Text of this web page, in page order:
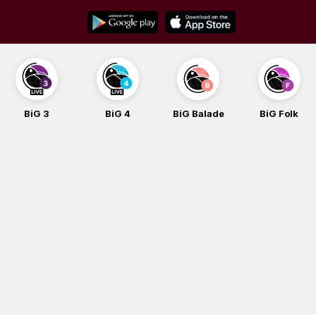
content
BiG 4 BiG Balade BiG Folk BiG iG